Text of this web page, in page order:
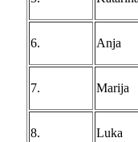
6. Anja
7. Marija
8. Luka